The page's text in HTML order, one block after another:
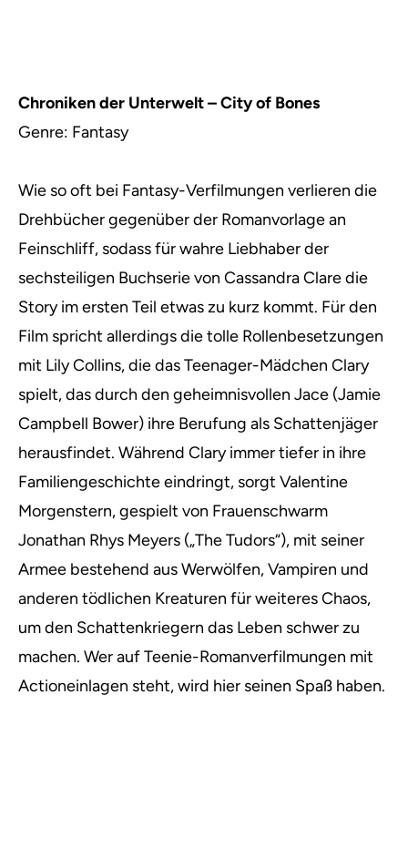
Chroniken der Unterwelt – City of Bones
Genre: Fantasy
Wie so oft bei Fantasy-Verfilmungen verlieren die
Drehbücher gegenüber der Romanvorlage an
Feinschliff, sodass für wahre Liebhaber der
sechsteiligen Buchserie von Cassandra Clare die
Story im ersten Teil etwas zu kurz kommt. Für den
Film spricht allerdings die tolle Rollenbesetzungen
mit Lily Collins, die das Teenager-Mädchen Clary
spielt, das durch den geheimnisvollen Jace (Jamie
Campbell Bower) ihre Berufung als Schattenjäger
herausfindet. Während Clary immer tiefer in ihre
Familiengeschichte eindringt, sorgt Valentine
Morgenstern, gespielt von Frauenschwarm
Jonathan Rhys Meyers („The Tudors“), mit seiner
Armee bestehend aus Werwölfen, Vampiren und
anderen tödlichen Kreaturen für weiteres Chaos,
um den Schattenkriegern das Leben schwer zu
machen. Wer auf Teenie-Romanverfilmungen mit
Actioneinlagen steht, wird hier seinen Spaß haben.